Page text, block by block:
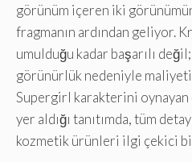
görünüm içeren iki
fragmanın ardından geliyor.
umulduğu kadar başarılı
görünürlük nedeniyle
Supergirl karakterini
yer aldığı tanıtımda, tüm
kozmetik ürünleri ilgi çekici